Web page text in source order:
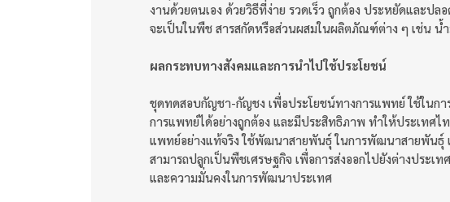
งานด้วยตนเอง ด้วยวิธีที่ง่าย รวดเร็ว ถูกต้อง ประหยัดและปล
จะเป็นในพืช สารสกัดหรือส่วนผสมในผลิตภัณฑ์ต่าง ๆ เช่น น้
ผลกระทบทางสังคมและการนำไปใช้ประโยชน์
ชุดทดสอบกัญชา-กัญชง เพื่อประโยชน์ทางการแพทย์ ใช้ในก
การแพทย์ได้อย่างถูกต้อง และมีประสิทธิภาพ ทำให้ประเทศไ
แพทย์อย่างแท้จริง ใช้พัฒนาสายพันธุ์ ในการพัฒนาสายพันธุ์
สามารถปลูกเป็นพืชเศรษฐกิจ เพื่อการส่งออกไปยังต่างประเ
และความมั่นคงในการพัฒนาประเทศ